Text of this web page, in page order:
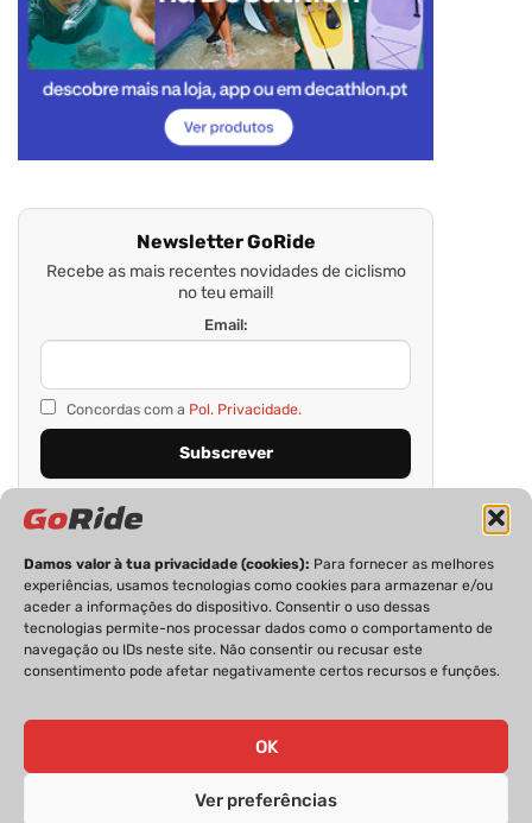
Damos valor à tua privacidade (cookies): Para fornecer as melhores
experiências, usamos tecnologias como cookies para armazenar e/ou
aceder a informações do dispositivo. Consentir o uso dessas
tecnologias permite-nos processar dados como o comportamento de
navegação ou IDs neste site. Não consentir ou recusar este
consentimento pode afetar negativamente certos recursos e funções.
OK
Ver preferências
Newsletter GoRide
Recebe as mais recentes novidades de ciclismo
no teu email!
Email:
Concordas com a Pol. Privacidade.
PRIVACIDADE FICHA TÉCNICA
ESTATUTO EDITORIAL